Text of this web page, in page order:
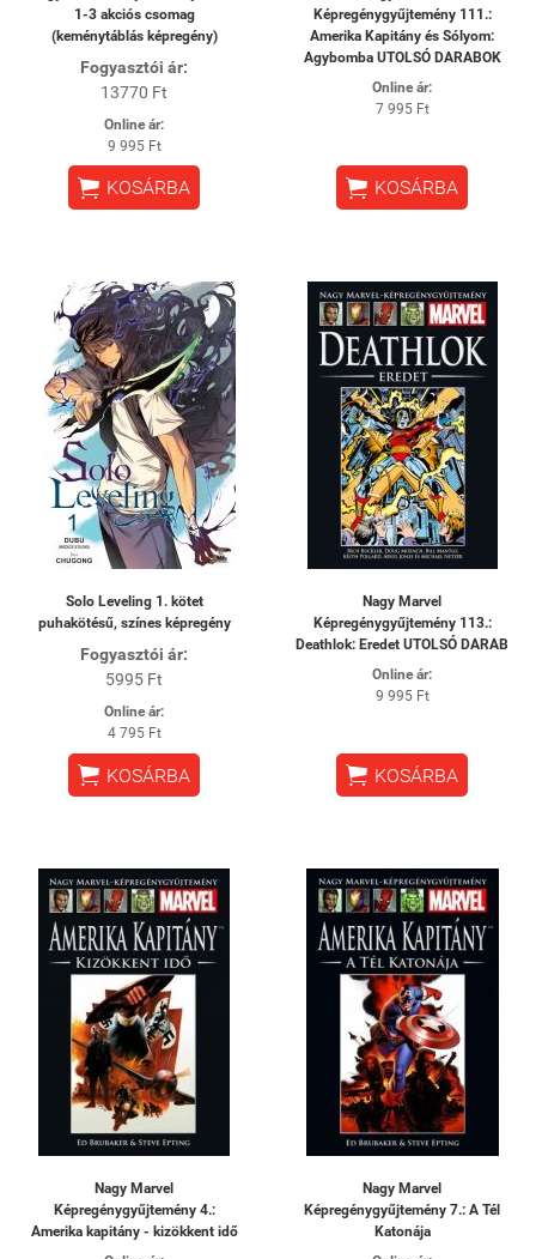
1-3 akciós csomag
(keménytáblás képregény)
Fogyasztói ár:
13770 Ft
Online ár:
9 995 Ft
 KOSÁRBA
Képregénygyűjtemény 111.:
Amerika ​Kapitány és Sólyom:
Agybomba UTOLSÓ DARABOK
Online ár:
7 995 Ft
 KOSÁRBA
Solo Leveling 1. kötet
puhakötésű, színes képregény
Fogyasztói ár:
5995 Ft
Online ár:
4 795 Ft
 KOSÁRBA
Nagy Marvel
Képregénygyűjtemény 113.:
Deathlok: ​Eredet UTOLSÓ DARAB
Online ár:
9 995 Ft
 KOSÁRBA
Nagy Marvel
Képregénygyűjtemény 4.:
Amerika kapitány - kizökkent idő
Nagy Marvel
Képregénygyűjtemény 7.: A Tél
Katonája